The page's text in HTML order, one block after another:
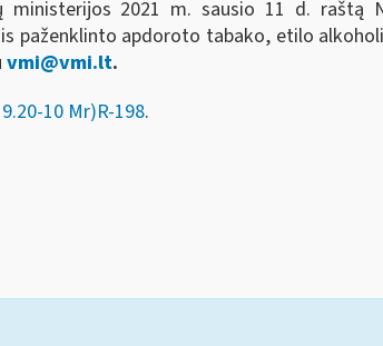
ministerijos 2021 m. sausio 11 d. raštą
paženklinto apdoroto tabako, etilo
vmi@vmi.lt.
10 Mr)R-198.